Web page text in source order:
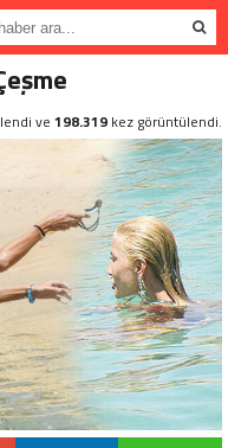
ve 198.319 kez görüntülendi.